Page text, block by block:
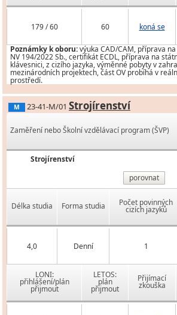
179 / 60 60 koná se
Poznámky k oboru:výuka CAD/CAM, příprava
NV 194/2022 Sb., certifikát ECDL, příprava na
klávesnici, z cizího jazyka, výměnné pobyty v
mezinárodních projektech, část OV probíhá v
prostředí.
M 23-41-M/01 Strojírenství
Zaměření nebo Školní vzdělávací program (ŠVP)
Strojírenství
porovnat
Délka studia Forma studia Počet povinných
cizích jazyků
4,0 Denní 1
LONI:
přihlášení/plán
přijmout
LETOS:
plán
přijmout
Přijímací
zkouška